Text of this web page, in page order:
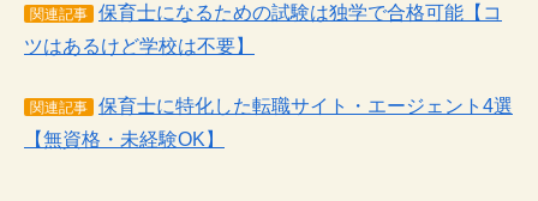
関連記事
保育士になるための試験は独学で合格可能【コ
ツはあるけど学校は不要】
関連記事
保育士に特化した転職サイト・エージェント4選
【無資格・未経験OK】